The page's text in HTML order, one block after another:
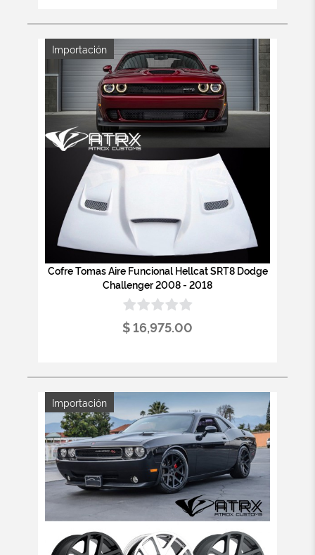
Importación
Cofre Tomas Aire Funcional Hellcat SRT8 Dodge
Challenger 2008 - 2018
$ 16,975.00
Importación